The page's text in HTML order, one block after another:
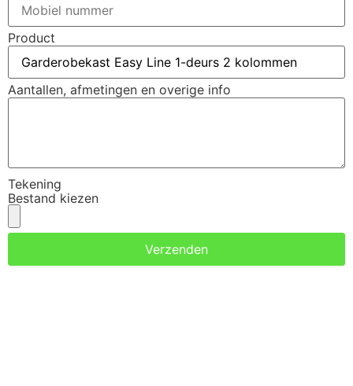
Product
Aantallen, afmetingen en overige info
Tekening
Bestand kiezen
Verzenden